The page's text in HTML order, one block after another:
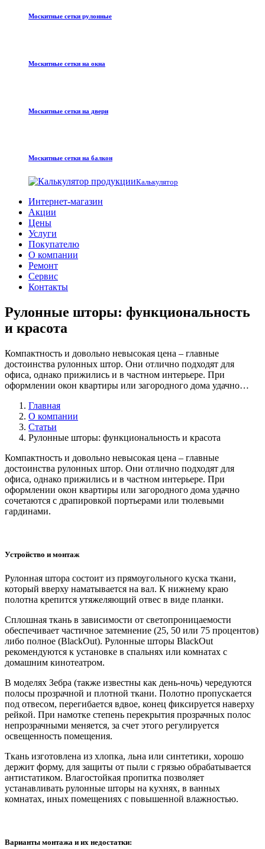
Москитные сетки рулонные
Москитные сетки на окна
Москитные сетки на двери
Москитные сетки на балкон
Калькулятор
Интернет-магазин
Акции
Цены
Услуги
Покупателю
О компании
Ремонт
Сервис
Контакты
Рулонные шторы: функциональность
и красота
Компактность и довольно невысокая цена – главные
достоинства рулонных штор. Они отлично подходят для
офиса, однако прижились и в частном интерьере. При
оформлении окон квартиры или загородного дома удачно…
Главная
О компании
Статьи
Рулонные шторы: функциональность и красота
Компактность и довольно невысокая цена – главные
достоинства рулонных штор. Они отлично подходят для
офиса, однако прижились и в частном интерьере. При
оформлении окон квартиры или загородного дома удачно
сочетаются с драпировкой портьерами или тюлевыми
гардинами.
Устройство и монтаж
Рулонная штора состоит из прямоугольного куска ткани,
который вверху наматывается на вал. К нижнему краю
полотна крепится утяжеляющий отвес в виде планки.
Сплошная ткань в зависимости от светопроницаемости
обеспечивает частичное затемнение (25, 50 или 75 процентов)
либо полное (BlackOut). Рулонные шторы BlackOut
рекомендуются к установке в спальнях или комнатах с
домашним кинотеатром.
В моделях Зебра (также известны как день-ночь) чередуются
полосы прозрачной и плотной ткани. Полотно пропускается
под отвесом, перегибается вдвое, конец фиксируется наверху
рейкой. При намотке степень перекрытия прозрачных полос
непрозрачными меняется, за счет этого регулируется
освещенность помещения.
Ткань изготовлена из хлопка, льна или синтетики, хорошо
держит форму, для защиты от пыли с грязью обрабатывается
антистатиком. Влагостойкая пропитка позволяет
устанавливать рулонные шторы на кухнях, в ванных
комнатах, иных помещениях с повышенной влажностью.
Варианты монтажа и их недостатки: